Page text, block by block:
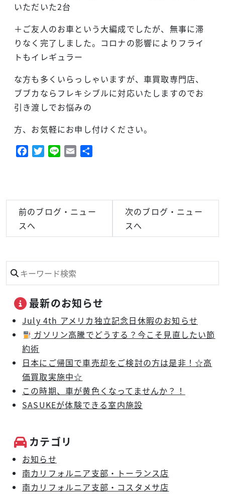
いただいた2台
＋ご友人のお車という大編成でしたが、無事に滞
りなく完了しました。コロナの影響によりフライ
トもイレギュラー
な方も多くいらっしゃいますが、車買取専門店、
ブブカならフレキシブルに対応いたしますのでお
引き渡しでお悩みの
方、お気軽にお申し付けください。
Facebook
Twitter
Line Email
前のブログ・ニュー
スへ
次のブログ・ニュー
スへ
最新のお知らせ
July 4th アメリカ独立記念日休暇のお知らせ
ガソリン高騰でどうする？今こそ見直したい節
約術
日本にご帰国で車売却をご検討の方は是非！☆高
価買取実施中☆
この時期、車が黄色くなってませんか？！
SASUKEが体験できる室内施設
カテゴリ
お知らせ
南カリフォルニア支部・トーランス店
南カリフォルニア支部・コスタメサ店